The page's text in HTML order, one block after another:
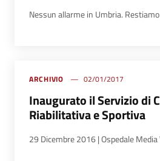
Nessun allarme in Umbria.
ARCHIVIO 02/01/2017
Inaugurato il Servizio di
Riabilitativa e Sportiva
29 Dicembre 2016 | Ospedale Media